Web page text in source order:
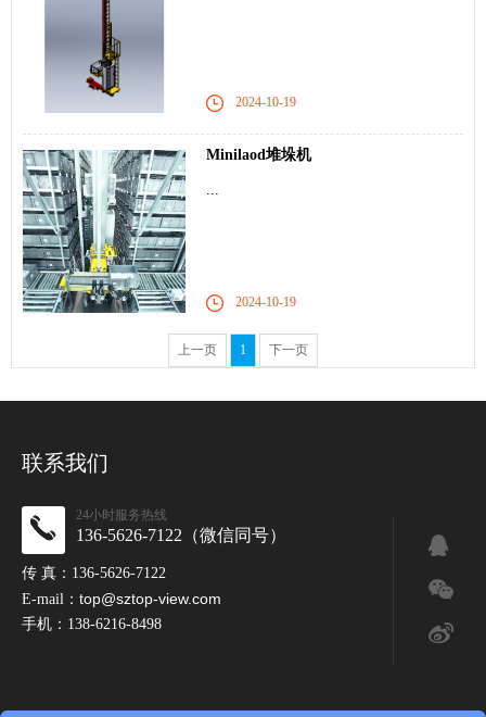
2024-10-19
Minilaod堆垛机
2024-10-19
上一页 1 下一页
联系我们
24小时服务热线
136-5626-7122（微信同号）
传 真：136-5626-7122
E-mail： top@sztop-view.com
手机：138-6216-8498